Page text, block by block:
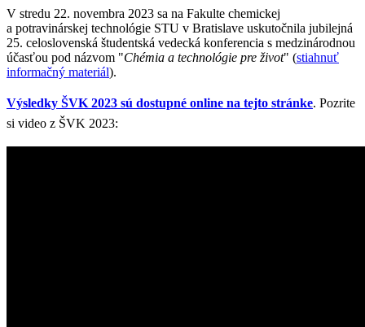
V stredu 22. novembra 2023 sa na Fakulte chemickej
a potravinárskej technológie STU v Bratislave uskutočnila jubilejná
25. celoslovenská študentská vedecká konferencia s medzinárodnou
účasťou pod názvom "Chémia a technológie pre život" (stiahnuť
informačný materiál).
Výsledky ŠVK 2023 sú dostupné online na tejto stránke. Pozrite
si video z ŠVK 2023: